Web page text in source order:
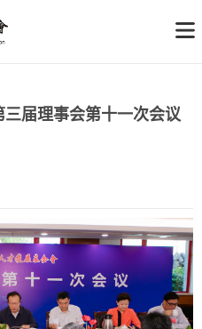
届理事会第十一次会议